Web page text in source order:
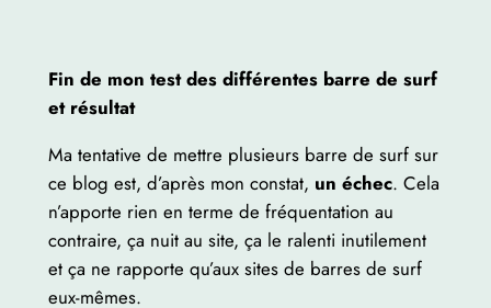
Fin de mon test des différentes barre de surf
et résultat
Ma tentative de mettre plusieurs barre de surf sur
ce blog est, d’après mon constat, un échec. Cela
n’apporte rien en terme de fréquentation au
contraire, ça nuit au site, ça le ralenti inutilement
et ça ne rapporte qu’aux sites de barres de surf
eux-mêmes.